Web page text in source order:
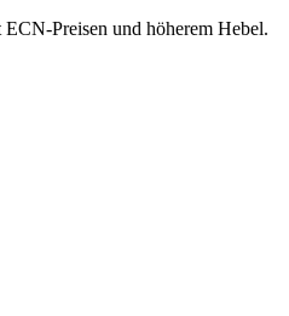
Preisen und höherem Hebel.